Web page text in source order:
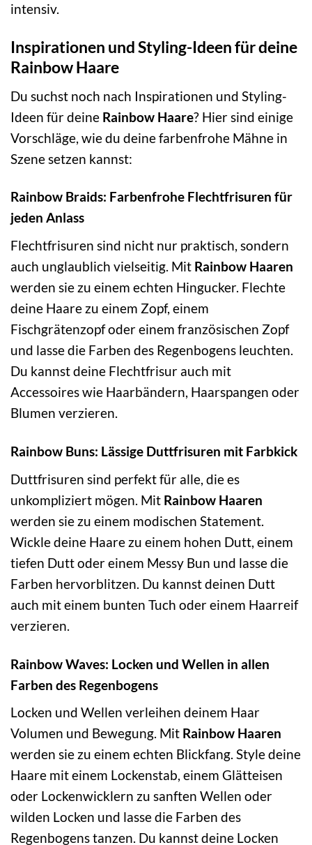
intensiv.
Inspirationen und Styling-Ideen für deine
Rainbow Haare
Du suchst noch nach Inspirationen und Styling-
Ideen für deine Rainbow Haare? Hier sind einige
Vorschläge, wie du deine farbenfrohe Mähne in
Szene setzen kannst:
Rainbow Braids: Farbenfrohe Flechtfrisuren für
jeden Anlass
Flechtfrisuren sind nicht nur praktisch, sondern
auch unglaublich vielseitig. Mit Rainbow Haaren
werden sie zu einem echten Hingucker. Flechte
deine Haare zu einem Zopf, einem
Fischgrätenzopf oder einem französischen Zopf
und lasse die Farben des Regenbogens leuchten.
Du kannst deine Flechtfrisur auch mit
Accessoires wie Haarbändern, Haarspangen oder
Blumen verzieren.
Rainbow Buns: Lässige Duttfrisuren mit Farbkick
Duttfrisuren sind perfekt für alle, die es
unkompliziert mögen. Mit Rainbow Haaren
werden sie zu einem modischen Statement.
Wickle deine Haare zu einem hohen Dutt, einem
tiefen Dutt oder einem Messy Bun und lasse die
Farben hervorblitzen. Du kannst deinen Dutt
auch mit einem bunten Tuch oder einem Haarreif
verzieren.
Rainbow Waves: Locken und Wellen in allen
Farben des Regenbogens
Locken und Wellen verleihen deinem Haar
Volumen und Bewegung. Mit Rainbow Haaren
werden sie zu einem echten Blickfang. Style deine
Haare mit einem Lockenstab, einem Glätteisen
oder Lockenwicklern zu sanften Wellen oder
wilden Locken und lasse die Farben des
Regenbogens tanzen. Du kannst deine Locken